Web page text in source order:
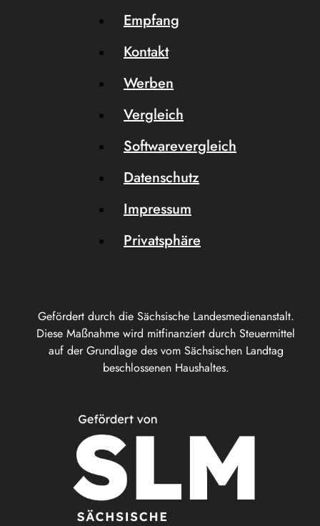
Gefördert durch die Sächsische Landesmedienanstalt.
Diese Maßnahme wird mitfinanziert durch Steuermittel
auf der Grundlage des vom Sächsischen Landtag
beschlossenen Haushaltes.
Empfang
Kontakt
Werben
Vergleich
Softwarevergleich
Datenschutz
Impressum
Privatsphäre